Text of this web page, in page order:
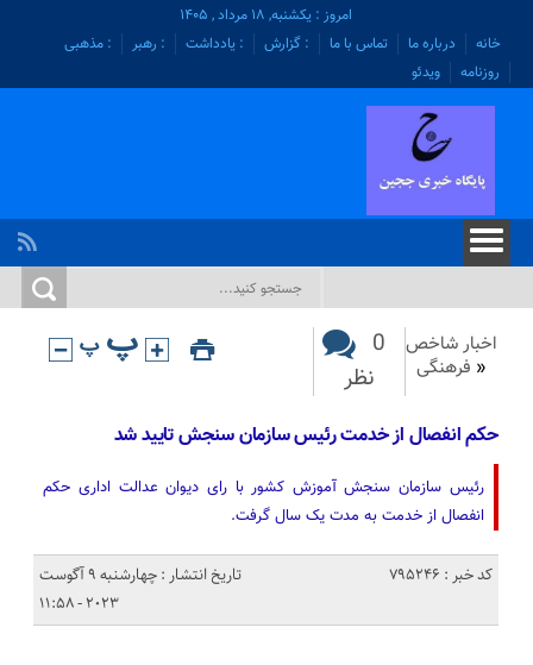
امروز : یکشنبه, ۱۸ مرداد , ۱۴۰۵
خانه
درباره ما تماس با ما : گزارش : یادداشت : رهبر
: مذهبی
روزنامه
ویدئو
اخبار شاخص
« فرهنگی
0
نظر
حکم انفصال از خدمت رئیس سازمان سنجش تایید شد
رئیس سازمان سنجش آموزش کشور با رای دیوان عدالت اداری حکم
انفصال از خدمت به مدت یک سال گرفت.
کد خبر : 795246
تاریخ انتشار : چهارشنبه 9 آگوست
2023 - 11:58